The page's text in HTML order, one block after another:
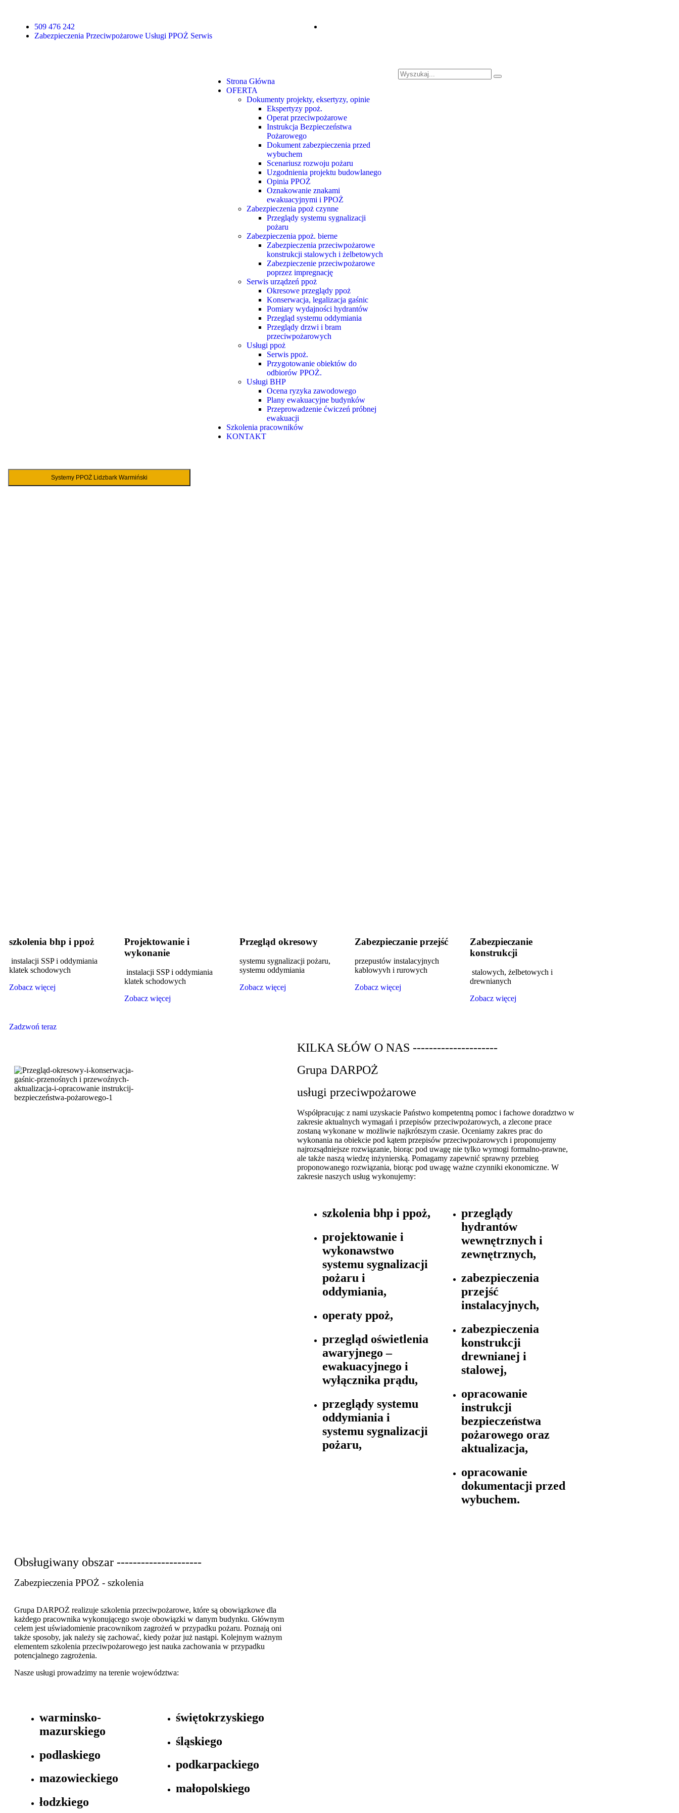
509 476 242
Zabezpieczenia Przeciwpożarowe Usługi PPOŻ Serwis
Strona Główna
OFERTA
Dokumenty projekty, eksertyzy, opinie
Ekspertyzy ppoż.
Operat przeciwpożarowe
Instrukcja Bezpieczeństwa
Pożarowego
Dokument zabezpieczenia przed
wybuchem
Scenariusz rozwoju pożaru
Uzgodnienia projektu budowlanego
Opinia PPOŻ
Oznakowanie znakami
ewakuacyjnymi i PPOŻ
Zabezpieczenia ppoż czynne
Przeglądy systemu sygnalizacji
pożaru
Zabezpieczenia ppoż. bierne
Zabezpieczenia przeciwpożarowe
konstrukcji stalowych i żelbetowych
Zabezpieczenie przeciwpożarowe
poprzez impregnację
Serwis urządzeń ppoż
Okresowe przeglądy ppoż
Konserwacja, legalizacja gaśnic
Pomiary wydajności hydrantów
Przegląd systemu oddymiania
Przeglądy drzwi i bram
przeciwpożarowych
Usługi ppoż
Serwis ppoż.
Przygotowanie obiektów do
odbiorów PPOŻ.
Usługi BHP
Ocena ryzyka zawodowego
Plany ewakuacyjne budynków
Przeprowadzenie ćwiczeń próbnej
ewakuacji
Szkolenia pracowników
KONTAKT
szkolenia bhp i ppoż
instalacji SSP i oddymiania
klatek schodowych
Zobacz więcej
Projektowanie i
wykonanie
instalacji SSP i oddymiania
klatek schodowych
Zobacz więcej
Przegląd okresowy
systemu sygnalizacji pożaru,
systemu oddymiania
Zobacz więcej
Zabezpieczanie przejść
przepustów instalacyjnych
kablowyvh i rurowych
Zobacz więcej
Zabezpieczanie
konstrukcji
stalowych, żelbetowych i
drewnianych
Zobacz więcej
Zadzwoń teraz
KILKA SŁÓW O NAS ---------------------
Grupa DARPOŻ
usługi przeciwpożarowe
Współpracując z nami uzyskacie Państwo kompetentną pomoc i fachowe doradztwo w
zakresie aktualnych wymagań i przepisów przeciwpożarowych, a zlecone prace
zostaną wykonane w możliwie najkrótszym czasie. Oceniamy zakres prac do
wykonania na obiekcie pod kątem przepisów przeciwpożarowych i proponujemy
najrozsądniejsze rozwiązanie, biorąc pod uwagę nie tylko wymogi formalno-prawne,
ale także naszą wiedzę inżynierską. Pomagamy zapewnić sprawny przebieg
proponowanego rozwiązania, biorąc pod uwagę ważne czynniki ekonomiczne. W
zakresie naszych usług wykonujemy:
szkolenia bhp i ppoż,
projektowanie i
wykonawstwo
systemu sygnalizacji
pożaru i
oddymiania,
operaty ppoż,
przegląd oświetlenia
awaryjnego –
ewakuacyjnego i
wyłącznika prądu,
przeglądy systemu
oddymiania i
systemu sygnalizacji
pożaru,
przeglądy
hydrantów
wewnętrznych i
zewnętrznych,
zabezpieczenia
przejść
instalacyjnych,
zabezpieczenia
konstrukcji
drewnianej i
stalowej,
opracowanie
instrukcji
bezpieczeństwa
pożarowego oraz
aktualizacja,
opracowanie
dokumentacji przed
wybuchem.
Obsługiwany obszar ---------------------
Zabezpieczenia PPOŻ - szkolenia
Grupa DARPOŻ realizuje szkolenia przeciwpożarowe, które są obowiązkowe dla
każdego pracownika wykonującego swoje obowiązki w danym budynku. Głównym
celem jest uświadomienie pracownikom zagrożeń w przypadku pożaru. Poznają oni
także sposoby, jak należy się zachować, kiedy pożar już nastąpi. Kolejnym ważnym
elementem szkolenia przeciwpożarowego jest nauka zachowania w przypadku
potencjalnego zagrożenia.
Nasze usługi prowadzimy na terenie województwa:
warminsko-
mazurskiego
podlaskiego
mazowieckiego
łodzkiego
świętokrzyskiego
śląskiego
podkarpackiego
małopolskiego